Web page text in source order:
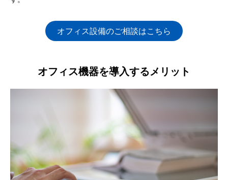
オフィス設備のご相談はこちら
オフィス機器を導入するメリット